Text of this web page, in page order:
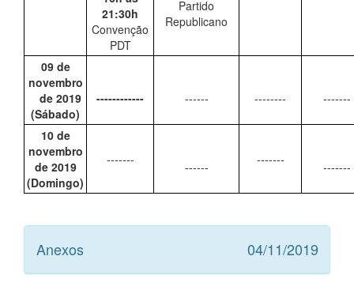
21:30h
Convenção
PDT
Partido
Republicano
09 de
novembro
de 2019
(Sábado)
------------ ------ -------- -------
10 de
novembro
de 2019
(Domingo)
------- ------ ------- -------
Anexos 04/11/2019